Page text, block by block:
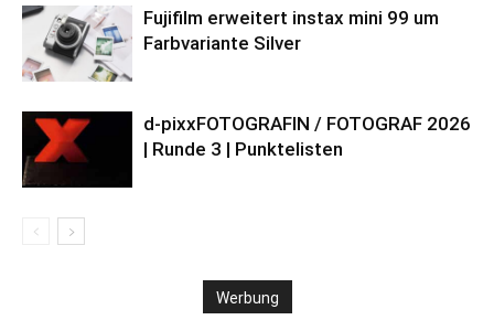
Fujifilm erweitert instax mini 99 um
Farbvariante Silver
d-pixxFOTOGRAFIN / FOTOGRAF 2026
| Runde 3 | Punktelisten
Werbung